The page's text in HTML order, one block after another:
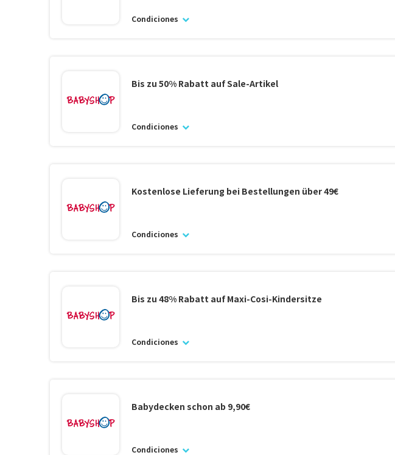
Condiciones
Bis zu 50% Rabatt auf Sale-Artikel
Condiciones
Kostenlose Lieferung bei Bestellungen über 49€
Condiciones
Bis zu 48% Rabatt auf Maxi-Cosi-Kindersitze
Condiciones
Babydecken schon ab 9,90€
Condiciones